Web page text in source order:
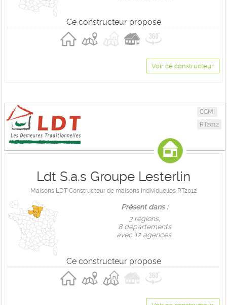
Ce constructeur propose
Voir ce constructeur
CCMI
RT2012
Ldt S.a.s Groupe Lesterlin
Maisons LDT Constructeur de maisons individuelles RT2012
Présent dans :
3 règions,
8 départements
avec 12 agences.
Ce constructeur propose